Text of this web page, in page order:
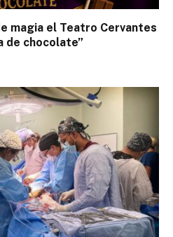
magia el Teatro Cervantes
de chocolate”